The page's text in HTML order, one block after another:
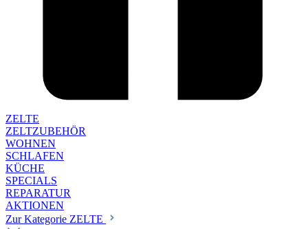
ZELTE
ZELTZUBEHÖR
WOHNEN
SCHLAFEN
KÜCHE
SPECIALS
REPARATUR
AKTIONEN
Zur Kategorie ZELTE